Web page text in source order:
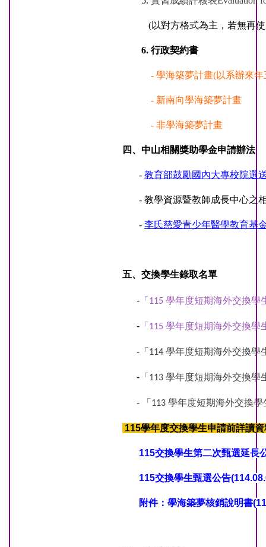
(以對方格式為主，若無再使
6. 行政契約書
- 學海築夢計畫(以系辦來年
- 新南向學海築夢計畫
- 非學海築夢計畫
四、中山相關獎助學金申請辦法
- 教育部鼓勵國內大專校院選
- 教學資源暨教師成長中心之
- 李氏慈愛青少年醫學教育基
五、交換學生錄取名單
- 「115 學年度短期海外交換
- 「115 學年度短期海外交換
- 「114 學年度短期海外交換
- 「113 學年度短期海外交換
- 「113 學年度短期海外交換
115學年度交換學生申請前詳讀
115交換學生第二次甄選延長
115交換學生甄選公告(1
附件：學海築夢核銷說明書(1